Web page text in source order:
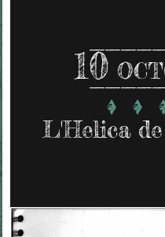
10
L'Helica